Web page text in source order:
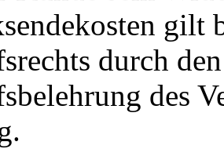
gilt
durch
des